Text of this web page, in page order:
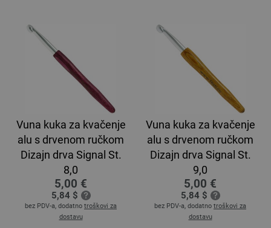
Vuna kuka za kvačenje
alu s drvenom ručkom
Dizajn drva Signal St.
8,0
5,00 €
5,84 $
bez PDV-a, dodatno troškovi za
dostavu
Vuna kuka za kvačenje
alu s drvenom ručkom
Dizajn drva Signal St.
9,0
5,00 €
5,84 $
bez PDV-a, dodatno troškovi za
dostavu